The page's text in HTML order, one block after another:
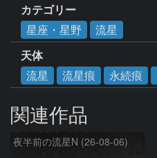
カテゴリー
星座・星野
流星
天体
流星
流星痕 永続痕
関連作品
夜半前の流星N (26-08-06)